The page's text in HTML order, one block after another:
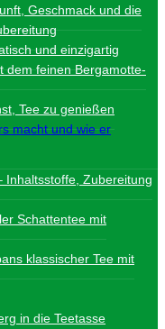
Geschmack und die
und einzigartig
dem feinen Bergamotte-
Tee zu genießen
macht und wie er
Inhaltsstoffe, Zubereitung
Schattentee mit
klassischer Tee mit
in die Teetasse